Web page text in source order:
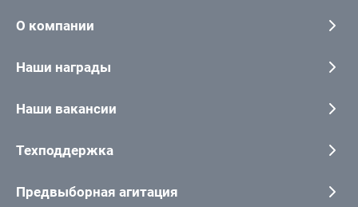
О компании
Наши награды
Наши вакансии
Техподдержка
Предвыборная агитация